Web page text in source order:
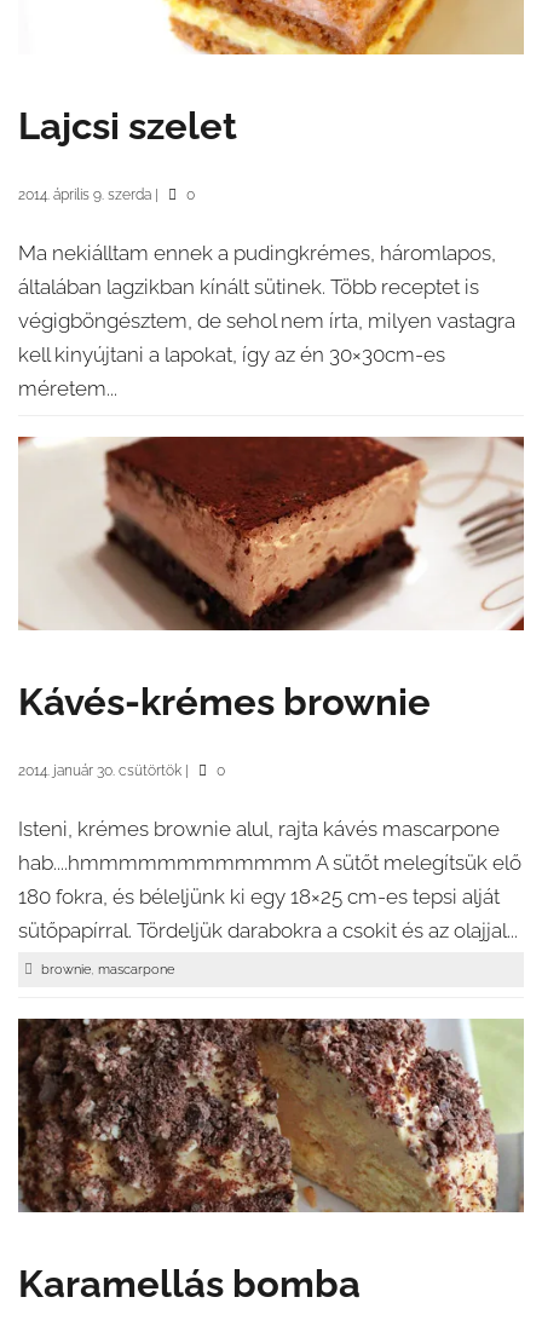
Lajcsi szelet
2014. április 9. szerda 0
Ma nekiálltam ennek a pudingkrémes, háromlapos,
általában lagzikban kínált sütinek. Több receptet is
végigböngésztem, de sehol nem írta, milyen vastagra
kell kinyújtani a lapokat, így az én 30×30cm-es
méretem...
Kávés-krémes brownie
2014. január 30. csütörtök 0
Isteni, krémes brownie alul, rajta kávés mascarpone
hab....hmmmmmmmmmmmm A sütőt melegítsük elő
180 fokra, és béleljünk ki egy 18×25 cm-es tepsi alját
sütőpapírral. Tördeljük darabokra a csokit és az olajjal...
brownie, mascarpone
Karamellás bomba